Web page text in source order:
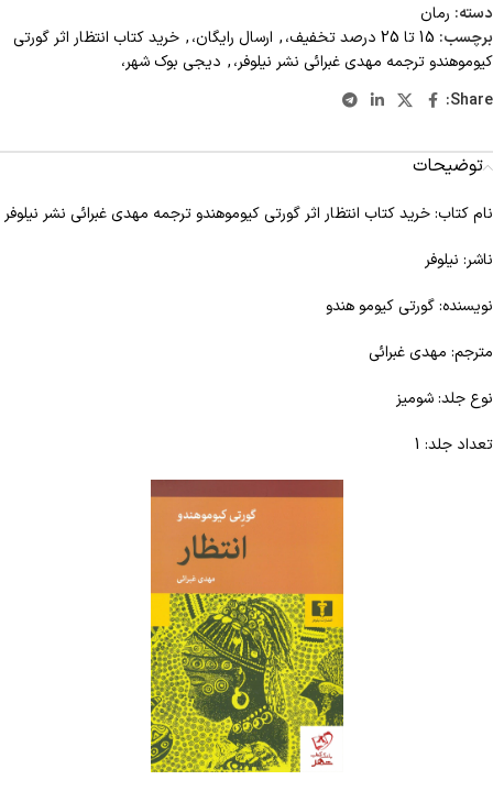
دسته: رمان
برچسب: 15 تا 25 درصد تخفیف، , ارسال رایگان،, خرید کتاب انتظار اثر گورتی
کیوموهندو ترجمه مهدی غبرائی نشر نیلوفر،, دیجی بوک شهر،
Share:
توضیحات
نام کتاب: خرید کتاب انتظار اثر گورتی کیوموهندو ترجمه مهدی غبرائی نشر نیلوفر
ناشر: نیلوفر
نویسنده: گورتی کیومو هندو
مترجم: مهدی غبرائی
نوع جلد: شومیز
تعداد جلد: 1